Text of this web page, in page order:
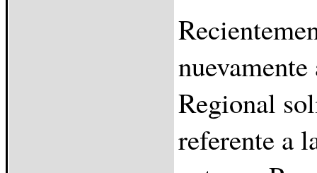
Regional
referente a